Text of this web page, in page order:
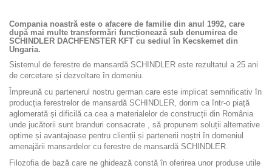
Compania noastră este o afacere de familie din anul 1992, care
după mai multe transformări funcționează sub denumirea de
SCHINDLER DACHFENSTER KFT cu sediul în Kecskemet din
Ungaria.
Sistemul de ferestre de mansardă SCHINDLER este rezultatul a 25 ani
de cercetare și dezvoltare în domeniu.
Împreună cu partenerul nostru german care este implicat semnificativ în
producția ferestrelor de mansardă SCHINDLER, dorim ca într-o piață
aglomerată și dificilă ca cea a materialelor de construcții din România
unde jucătorii sunt branduri consacrate , să propunem soluții alternative
optime și avantajoase pentru clienții și partenerii noștri în domeniul
amenajării mansardelor cu ferestre de mansardă SCHINDLER.
Filozofia de bază care ne ghidează constă în oferirea unor produse utile